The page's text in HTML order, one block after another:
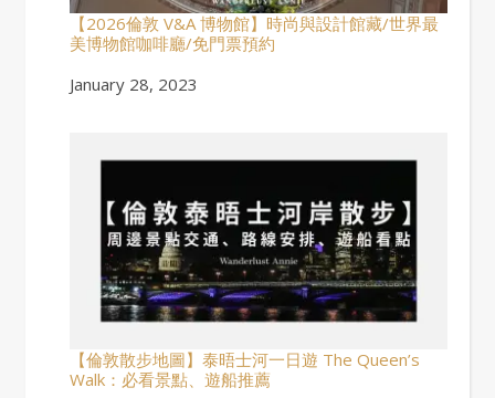
【2026倫敦 V&A 博物館】時尚與設計館藏/世界最
美博物館咖啡廳/免門票預約
Date
January 28, 2023
【倫敦散步地圖】泰晤士河一日遊 The Queen’s
Walk：必看景點、遊船推薦